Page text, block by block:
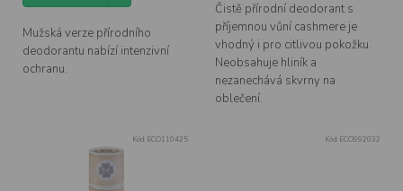
Mužská verze přírodního
deodorantu nabízí intenzivní
ochranu.
Čistě přírodní deodorant s
příjemnou vůní cashmere je
vhodný i pro citlivou pokožku.
Neobsahuje hliník a
nezanechává skvrny na
oblečení.
Kód: ECO110425 Kód: ECO992032